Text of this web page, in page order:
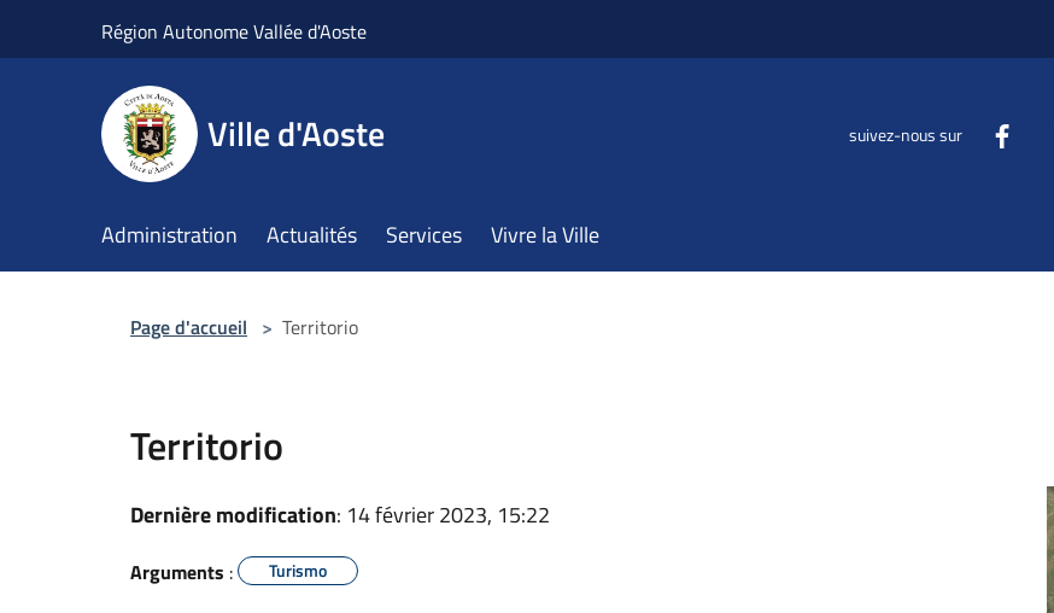
Région Autonome Vallée d'Aoste
Ville d'Aoste suivez-nous sur
Administration Actualités Services Vivre la Ville
Page d'accueil > Territorio
Territorio
Dernière modification: 14 février 2023, 15:22
Arguments : Turismo